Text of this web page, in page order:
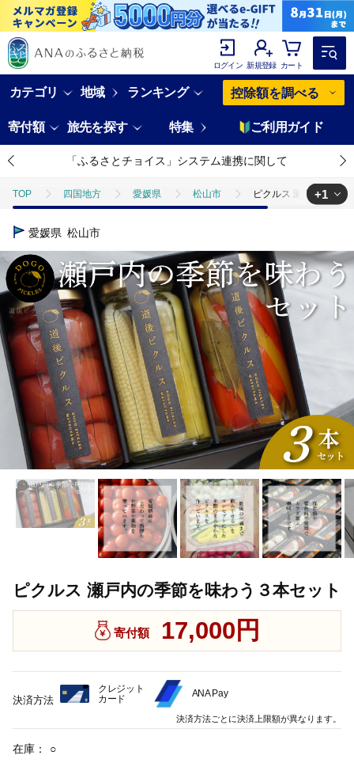
ログイン 新規登録 カート
カテゴリ 地域 ランキング 控除額を調べる
寄付額 旅先を探す 特集 ご利用ガイド
「ふるさとチョイス」システム連携に関して
TOP 四国地方 愛媛県 松山市 ピクルス 瀬戸内の季
TOP
+1
愛媛県 松山市
ピクルス 瀬戸内の季節を味わう３本セット
寄付額 17,000円
在庫： ○
決済方法
クレジット
カード
ANA Pay
決済方法ごとに決済上限額が異なります。